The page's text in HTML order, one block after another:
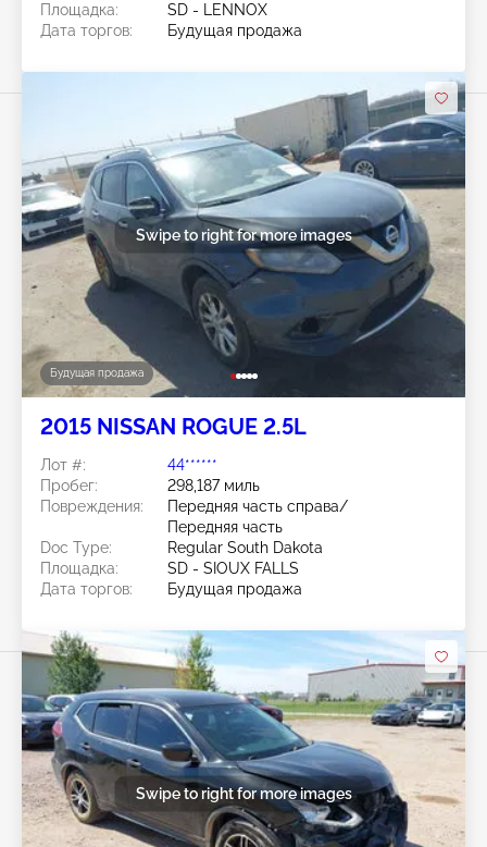
Площадка:
SD - LENNOX
Дата торгов:
Будущая продажа
Будущая продажа
Swipe to right for more images
2015 NISSAN ROGUE 2.5L
Лот #:
44******
Пробег:
298,187 миль
Повреждения:
Передняя часть справа/
Передняя часть
Doc Type:
Regular South Dakota
Площадка:
SD - SIOUX FALLS
Дата торгов:
Будущая продажа
Swipe to right for more images